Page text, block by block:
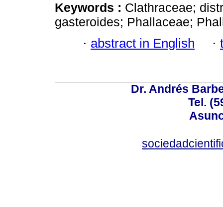
Keywords : Clathraceae;
gasteroides; Phallaceae;
· abstract in English ·
Dr. Andrés
Tel.